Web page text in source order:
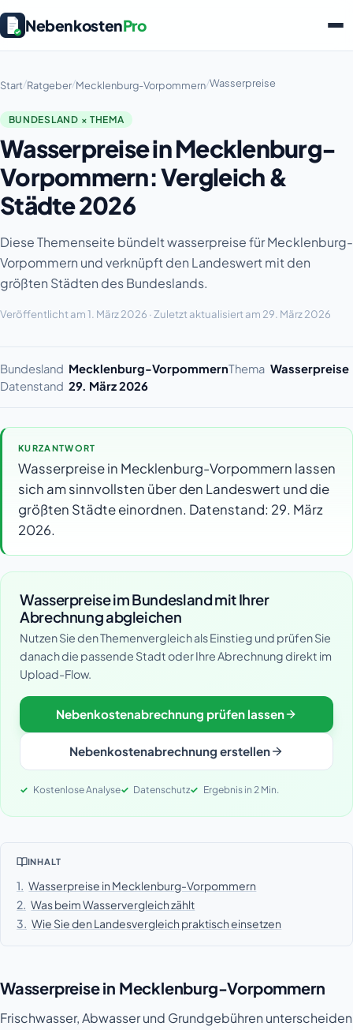
NebenkostenPro
Start/Ratgeber/Mecklenburg-Vorpommern/Wasserpreise
BUNDESLAND × THEMA
Wasserpreise in Mecklenburg-
Vorpommern: Vergleich &
Städte 2026
Diese Themenseite bündelt wasserpreise für Mecklenburg-
Vorpommern und verknüpft den Landeswert mit den
größten Städten des Bundeslands.
Veröffentlicht am 1. März 2026 · Zuletzt aktualisiert am 29. März 2026
Bundesland Mecklenburg-VorpommernThema Wasserpreise
Datenstand 29. März 2026
KURZANTWORT
Wasserpreise in Mecklenburg-Vorpommern lassen
sich am sinnvollsten über den Landeswert und die
größten Städte einordnen. Datenstand: 29. März
2026.
Wasserpreise im Bundesland mit Ihrer
Abrechnung abgleichen
Nutzen Sie den Themenvergleich als Einstieg und prüfen Sie
danach die passende Stadt oder Ihre Abrechnung direkt im
Upload-Flow.
Nebenkostenabrechnung prüfen lassen
Nebenkostenabrechnung erstellen
Kostenlose Analyse Datenschutz Ergebnis in 2 Min.
INHALT
1.
Wasserpreise in Mecklenburg-Vorpommern
2. Was beim Wasservergleich zählt
3.
Wie Sie den Landesvergleich praktisch einsetzen
Wasserpreise in Mecklenburg-Vorpommern
Frischwasser, Abwasser und Grundgebühren unterscheiden